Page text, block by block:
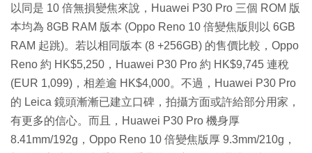
以同是 10 倍無損變焦來說，Huawei P30 Pro 三個 ROM 版
本均為 8GB RAM 版本 (Oppo Reno 10 倍變焦版則以 6GB
RAM 起跳)。若以相同版本 (8 +256GB) 的售價比較，Oppo
Reno 約 HK$5,250，Huawei P30 Pro 約 HK$9,745 連稅
(EUR 1,099)，相差逾 HK$4,000。不過，Huawei P30 Pro
的 Leica 鏡頭漸漸已建立口碑，拍攝方面或許給部分用家，
有更多的信心。而且，Huawei P30 Pro 機身厚
8.41mm/192g，Oppo Reno 10 倍變焦版厚 9.3mm/210g，